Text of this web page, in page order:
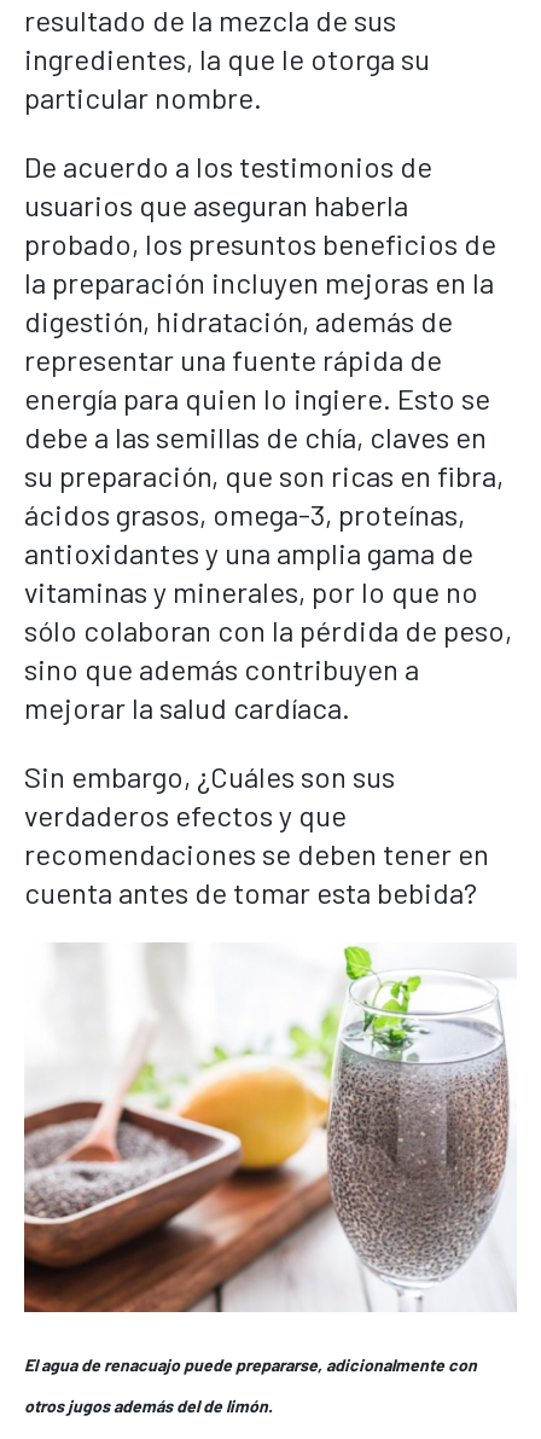
resultado de la mezcla de sus
ingredientes, la que le otorga su
particular nombre.
De acuerdo a los testimonios de
usuarios que aseguran haberla
probado, los presuntos beneficios de
la preparación incluyen mejoras en la
digestión, hidratación, además de
representar una fuente rápida de
energía para quien lo ingiere. Esto se
debe a las semillas de chía, claves en
su preparación, que son ricas en fibra,
ácidos grasos, omega-3, proteínas,
antioxidantes y una amplia gama de
vitaminas y minerales, por lo que no
sólo colaboran con la pérdida de peso,
sino que además contribuyen a
mejorar la salud cardíaca.
Sin embargo, ¿Cuáles son sus
verdaderos efectos y que
recomendaciones se deben tener en
cuenta antes de tomar esta bebida?
El agua de renacuajo puede prepararse, adicionalmente con
otros jugos además del de limón.